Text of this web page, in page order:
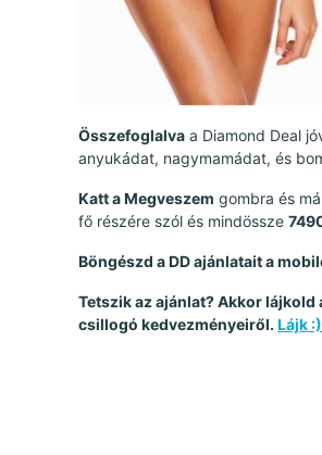
Összefoglalva a Diamond Deal
anyukádat, nagymamádat, és
Katt a Megveszem gombra és
fő részére szól és mindössze
Böngészd a DD ajánlatait a
Tetszik az ajánlat? Akkor
csillogó kedvezményeiről. Lájk